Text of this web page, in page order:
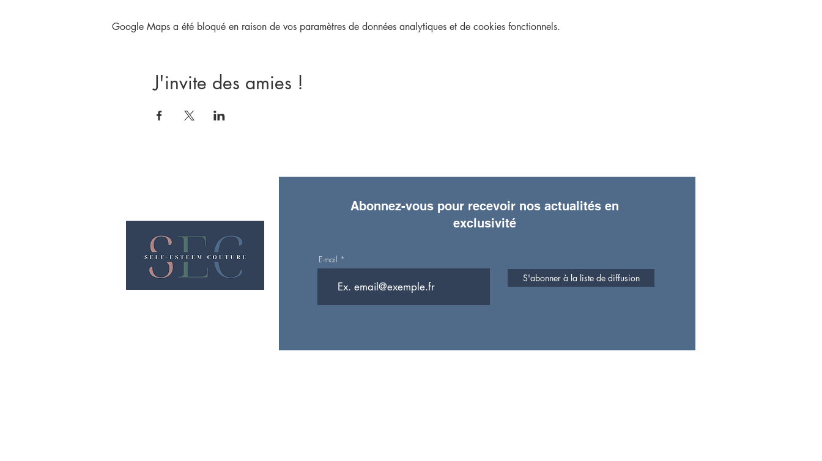
Google Maps a été bloqué en raison de vos paramètres de données analytiques et de cookies fonctionnels.
J'invite des amies !
Abonnez-vous pour recevoir nos actualités en
exclusivité
E-mail
S'abonner à la liste de diffusion